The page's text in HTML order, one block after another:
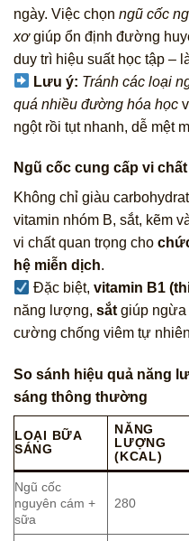
ngày. Việc chọn ngũ cốc
xơgiúp ổn định đường
duy trì hiệu suất học tập –
Lưu ý: Tránh các loại
quá nhiều đường hóa học
ngột rồi tụt nhanh, dễ mệt
Ngũ cốc cung cấp vi
Không chỉ giàu
vitamin nhóm B, sắt, kẽm
vi chất quan trọng cho
hệ miễn dịch.
Đặc biệt,vitamin B1
năng lượng, sắtgiúp ngừa
cường chống viêm tự
So sánh hiệu quả năng
sáng thông thường
LOẠI BỮA
SÁNG
NĂNG
LƯỢNG
(KCAL)
Ngũ cốc
nguyên cám +
sữa
280